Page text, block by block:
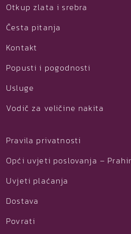
Otkup zlata i srebra
Česta pitanja
Kontakt
Popusti i pogodnosti
Usluge
Vodič za veličine nakita
Pravila privatnosti
Opći uvjeti poslovanja –
Uvjeti plaćanja
Dostava
Povrati